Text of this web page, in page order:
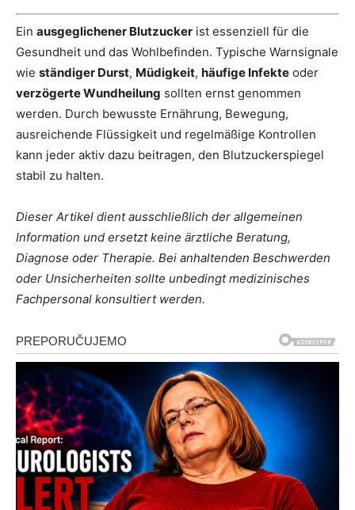
Ein ausgeglichener Blutzucker ist essenziell für die
Gesundheit und das Wohlbefinden. Typische Warnsignale
wie ständiger Durst, Müdigkeit, häufige Infekte oder
verzögerte Wundheilung sollten ernst genommen
werden. Durch bewusste Ernährung, Bewegung,
ausreichende Flüssigkeit und regelmäßige Kontrollen
kann jeder aktiv dazu beitragen, den Blutzuckerspiegel
stabil zu halten.
Dieser Artikel dient ausschließlich der allgemeinen
Information und ersetzt keine ärztliche Beratung,
Diagnose oder Therapie. Bei anhaltenden Beschwerden
oder Unsicherheiten sollte unbedingt medizinisches
Fachpersonal konsultiert werden.